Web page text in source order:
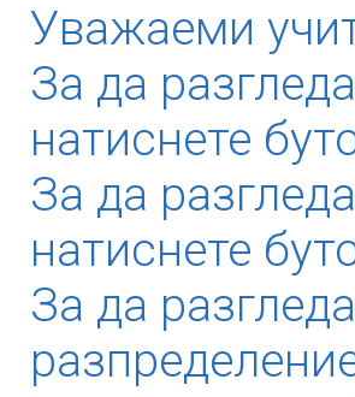
Уважаеми
За да
натиснете
За да
натиснете
За да